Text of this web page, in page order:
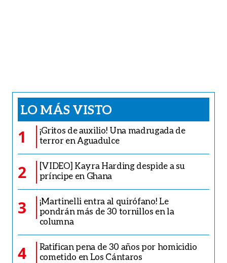
LO MÁS VISTO
1
¡Gritos de auxilio! Una madrugada de
terror en Aguadulce
2
[VIDEO] Kayra Harding despide a su
príncipe en Ghana
3
¡Martinelli entra al quirófano! Le
pondrán más de 30 tornillos en la
columna
4
Ratifican pena de 30 años por homicidio
cometido en Los Cántaros